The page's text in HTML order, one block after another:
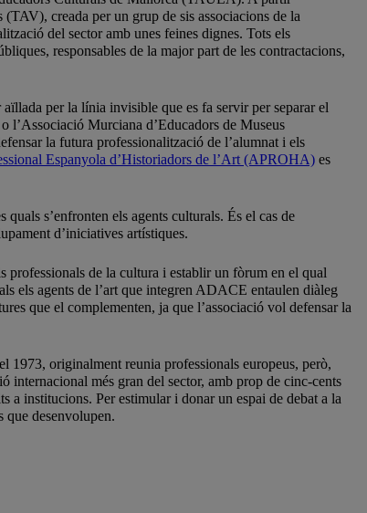
creada per un grup de sis associacions de la
del sector amb unes feines dignes. Tots els
responsables de la major part de les contractacions,
per la línia invisible que es fa servir per separar el
l’Associació Murciana d’Educadors de Museus
la futura professionalització de l’alumnat i els
Espanyola d’Historiadors de l’Art (APROHA) es
s’enfronten els agents culturals. És el cas de
d’iniciatives artístiques.
professionals de la cultura i establir un fòrum en el qual
els agents de l’art que integren ADACE entaulen diàleg
que el complementen, ja que l’associació vol defensar la
1973, originalment reunia professionals europeus, però,
internacional més gran del sector, amb prop de cinc-cents
a institucions. Per estimular i donar un espai de debat a la
que desenvolupen.